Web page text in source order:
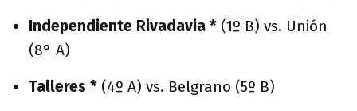
Independiente Rivadavia * (1º B) vs. Unión
(8° A)
Talleres * (4º A) vs. Belgrano (5º B)